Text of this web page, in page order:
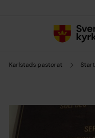
Karlstads pastorat Start